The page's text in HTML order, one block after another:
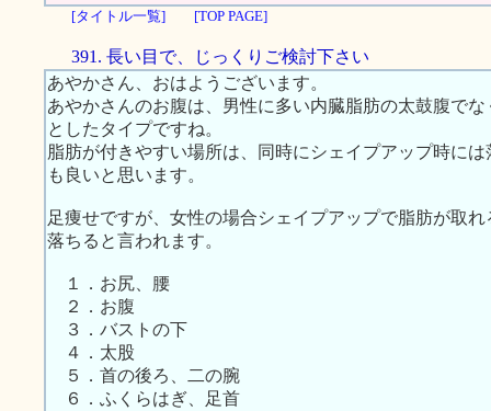
[タイトル一覧] [TOP PAGE]
391. 長い目で、じっくりご検討下さい
あやかさん、おはようございます。
あやかさんのお腹は、男性に多い内臓脂肪の太鼓腹で
としたタイプですね。
脂肪が付きやすい場所は、同時にシェイプアップ時に
も良いと思います。
足痩せですが、女性の場合シェイプアップで脂肪が取
落ちると言われます。
１．お尻、腰
２．お腹
３．バストの下
４．太股
５．首の後ろ、二の腕
６．ふくらはぎ、足首